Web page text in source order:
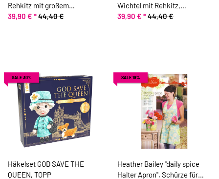
Rehkitz mit großem
Fliegenpilz, Acufactum
39,90 € *44,40 €
Wichtel mit Rehkitz,
Acufactum
39,90 € *44,40 €
SALE 30%
Häkelset GOD SAVE THE
QUEEN, TOPP
SALE 19%
Heather Bailey "daily spice
Halter Apron", Schürze für